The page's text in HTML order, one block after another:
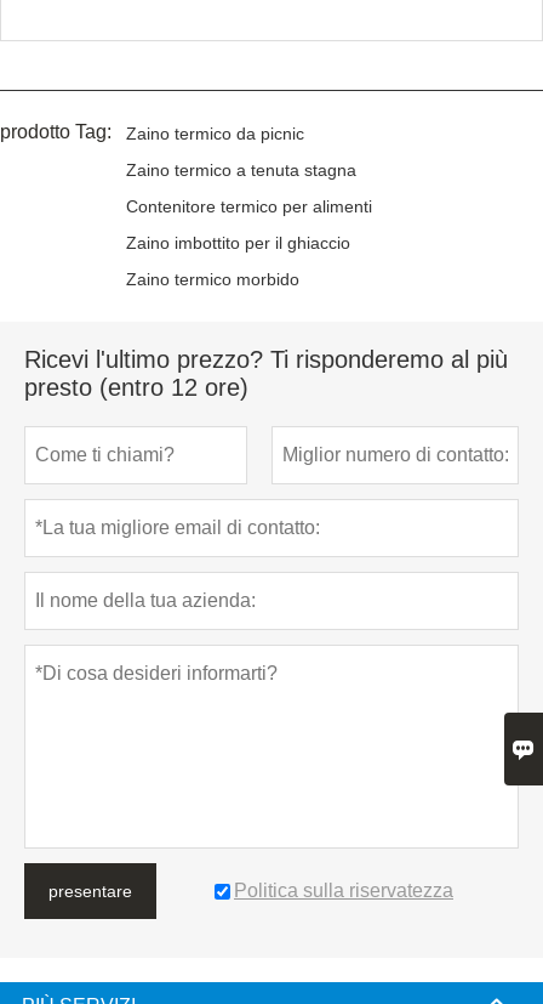
prodotto Tag:
Zaino termico da picnic
Zaino termico a tenuta stagna
Contenitore termico per alimenti
Zaino imbottito per il ghiaccio
Zaino termico morbido
Ricevi l'ultimo prezzo? Ti risponderemo al più
presto (entro 12 ore)
presentare Politica sulla riservatezza
